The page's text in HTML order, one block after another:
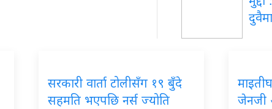
दुवैमा
सरकारी वार्ता टोलीसँग १९ बुँदे
सहमति भएपछि नर्स ज्योति
जेनजी